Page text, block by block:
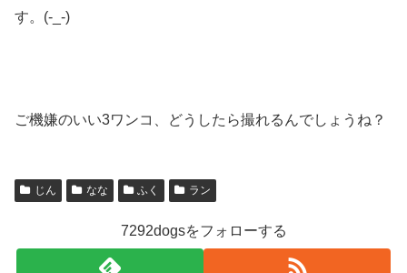
す。(-_-)
ご機嫌のいい3ワンコ、どうしたら撮れるんでしょうね？
じん なな ふく ラン
7292dogsをフォローする